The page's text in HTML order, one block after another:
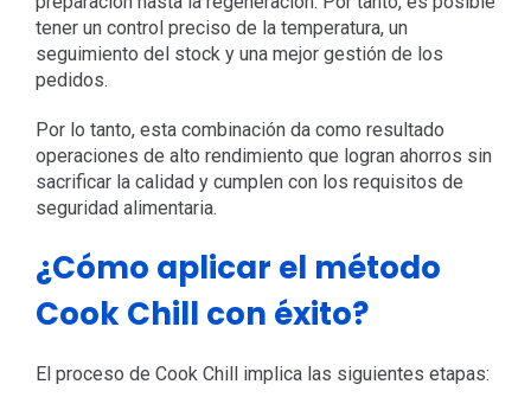
tener un control preciso de la temperatura, un
seguimiento del stock y una mejor gestión de los
pedidos.
Por lo tanto, esta combinación da como resultado
operaciones de alto rendimiento que logran ahorros sin
sacrificar la calidad y cumplen con los requisitos de
seguridad alimentaria.
¿Cómo aplicar el método
Cook Chill con éxito?
El proceso de Cook Chill implica las siguientes etapas: